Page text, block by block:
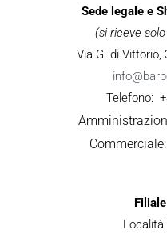
Sede legale e
(si riceve
Via G. di
Telefono:
Località